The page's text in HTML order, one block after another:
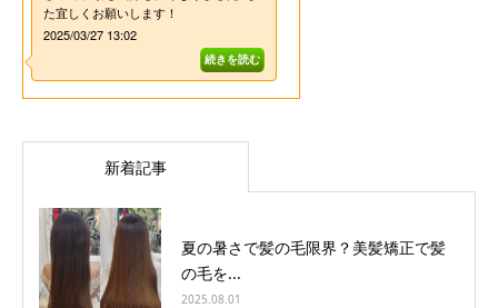
新着記事
夏の暑さで髪の毛限界？美髪矯正で髪
の毛を...
2025.08.01